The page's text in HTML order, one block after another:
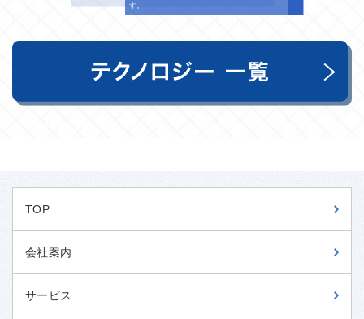
す。
TOP
会社案内
サービス